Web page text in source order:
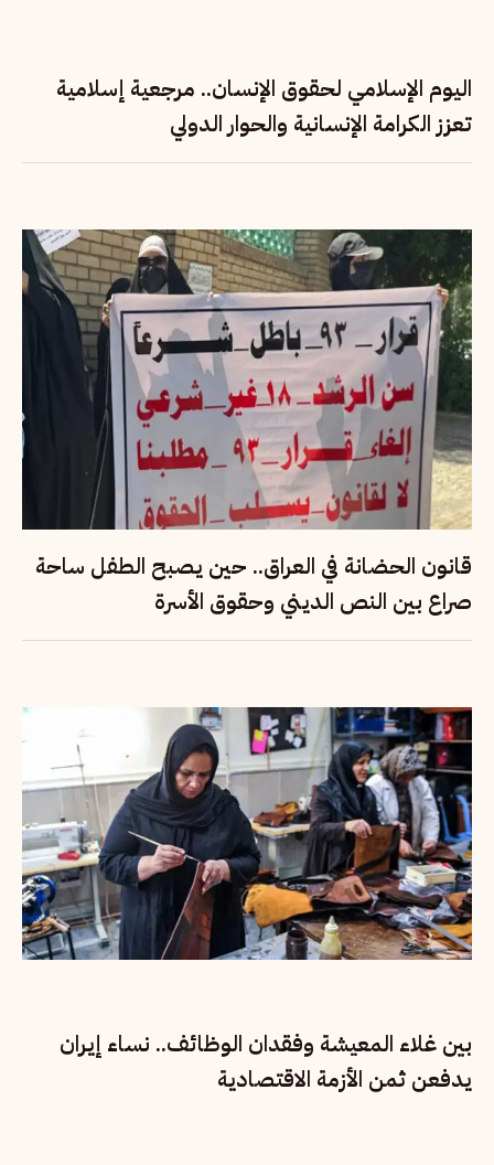
اليوم الإسلامي لحقوق الإنسان.. مرجعية إسلامية
تعزز الكرامة الإنسانية والحوار الدولي
قانون الحضانة في العراق.. حين يصبح الطفل ساحة
صراع بين النص الديني وحقوق الأسرة
بين غلاء المعيشة وفقدان الوظائف.. نساء إيران
يدفعن ثمن الأزمة الاقتصادية